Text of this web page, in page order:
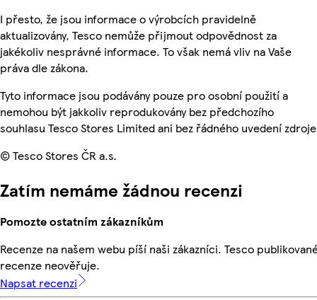
I přesto, že jsou informace o výrobcích pravidelně
aktualizovány, Tesco nemůže přijmout odpovědnost za
jakékoliv nesprávné informace. To však nemá vliv na Vaše
práva dle zákona.
Tyto informace jsou podávány pouze pro osobní použití a
nemohou být jakkoliv reprodukovány bez předchozího
souhlasu Tesco Stores Limited ani bez řádného uvedení
© Tesco Stores ČR a.s.
Zatím nemáme žádnou recenzi
Pomozte ostatním zákazníkům
Recenze na našem webu píší naši zákazníci. Tesco
recenze neověřuje.
Napsat recenzi